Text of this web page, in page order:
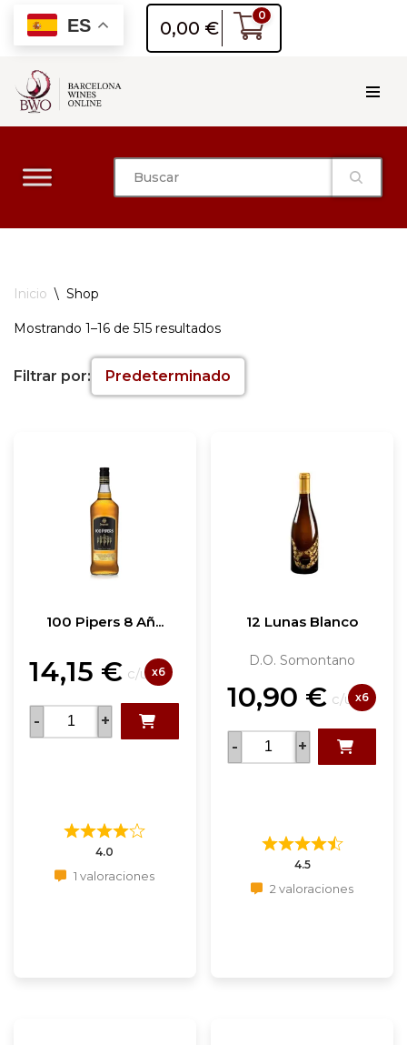
Saltar
contenido
ES 0,00 €
0
Inicio \ Shop
Mostrando 1–16 de 515 resultados
Filtrar por: Predeterminado
100 Pipers 8 Añ...
14,15 € c/u x6
- +
4.0
1 valoraciones
12 Lunas Blanco
D.O. Somontano
10,90 € c/u x6
- +
4.5
2 valoraciones